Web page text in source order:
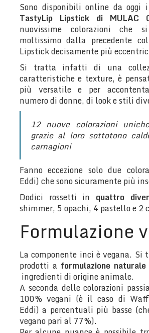
Sono disponibili online da oggi
TastyLip Lipstick di MULAC
nuovissime colorazioni che
moltissimo dalla precedente
Lipstick decisamente più
Si tratta infatti di una
caratteristiche e texture, è
più versatile e per
numero di donne, di look e stili
12 nuove colorazioni
grazie al loro sottotono
carnagioni
Fanno eccezione solo due
Eddi) che sono sicuramente più
Dodici rossetti in quattro
shimmer, 5 opachi, 4 pastello e 2
Formulazione
La componente inci è vegana.
prodotti a formulazione naturale
ingredienti di origine animale.
A seconda delle colorazioni
100% vegani (è il caso di
Eddi) a percentuali più basse
vegano pari al 77%).